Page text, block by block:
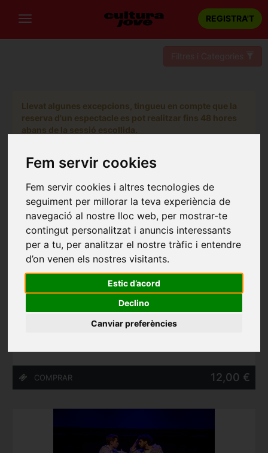
Fem servir cookies
Fem servir cookies i altres tecnologies de
seguiment per millorar la teva experiència de
navegació al nostre lloc web, per mostrar-te
contingut personalitzat i anuncis interessants
per a tu, per analitzar el nostre tràfic i entendre
d’on venen els nostres visitants.
Estic d’acord
Declino
Canviar preferències
REGISTRA'T
Llevat algunes excepcions, tingueu en compte que la
reserva d'un espectacle es pot realitzar fins 48 hores
abans de la sessió escollida.
A MÍ NO ME ESCRIBIÓ TENNESSEE WILLIAMS, de Roberto
Teatre Akadèmia (Barcelona)
12,00 €